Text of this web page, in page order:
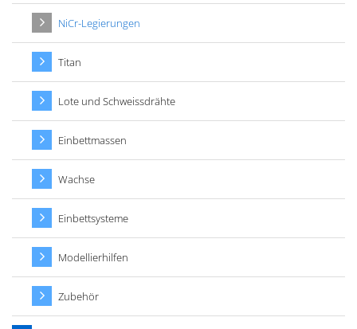
NiCr-Legierungen
Titan
Lote und Schweissdrähte
Einbettmassen
Wachse
Einbettsysteme
Modellierhilfen
Zubehör